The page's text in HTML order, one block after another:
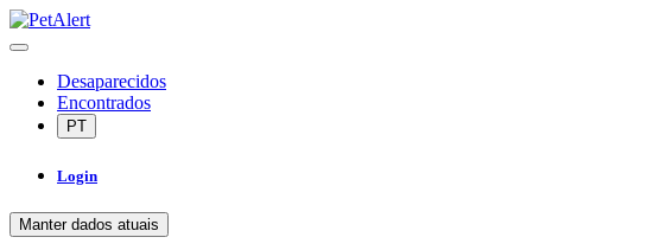
Desaparecidos
Encontrados
PT
Login
Manter dados atuais